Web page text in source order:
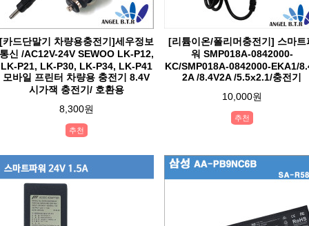
카드단말기 차량용충전기]세우정보
신 /AC12V-24V SEWOO LK-P12,
LK-P21, LK-P30, LK-P34, LK-P41
모바일 프린터 차량용 충전기 8.4V
시가잭 충전기/ 호환용
8,300원
추천
[리튬이온/폴리머충전기] 스마트
워 SMP018A-0842000-
KC/SMP018A-0842000-EKA1/
2A /8.4V2A /5.5x2.1/충전기
10,000원
추천